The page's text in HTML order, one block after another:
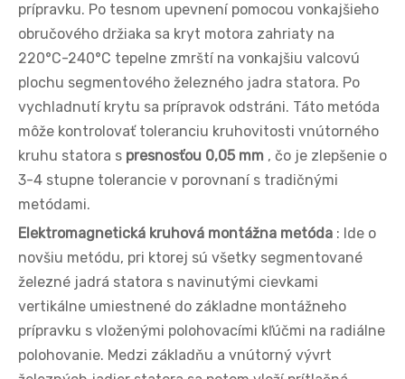
prípravku. Po tesnom upevnení pomocou vonkajšieho
obručového držiaka sa kryt motora zahriaty na
220°C-240°C tepelne zmrští na vonkajšiu valcovú
plochu segmentového železného jadra statora. Po
vychladnutí krytu sa prípravok odstráni. Táto metóda
môže kontrolovať toleranciu kruhovitosti vnútorného
kruhu statora s presnosťou 0,05 mm , čo je zlepšenie o
3-4 stupne tolerancie v porovnaní s tradičnými
metódami.
Elektromagnetická kruhová montážna metóda : Ide o
novšiu metódu, pri ktorej sú všetky segmentované
železné jadrá statora s navinutými cievkami
vertikálne umiestnené do základne montážneho
prípravku s vloženými polohovacími kľúčmi na radiálne
polohovanie. Medzi základňu a vnútorný vývrt